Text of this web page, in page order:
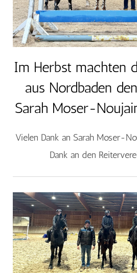
Im Herbst machten
aus Nordbaden
Sarah Moser-
Vielen Dank an Sarah Moser-
Dank an den